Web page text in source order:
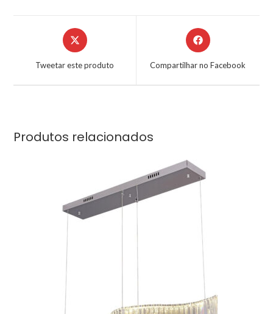
Tweetar este produto Compartilhar no Facebook
Produtos relacionados